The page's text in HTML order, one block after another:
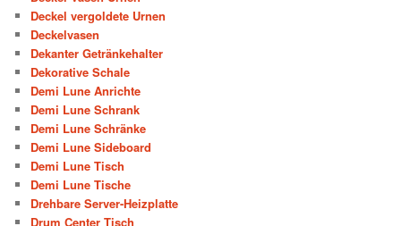
Deckel vergoldete Urnen
Deckelvasen
Dekanter Getränkehalter
Dekorative Schale
Demi Lune Anrichte
Demi Lune Schrank
Demi Lune Schränke
Demi Lune Sideboard
Demi Lune Tisch
Demi Lune Tische
Drehbare Server-Heizplatte
Drum Center Tisch